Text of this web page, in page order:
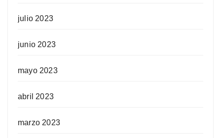
julio 2023
junio 2023
mayo 2023
abril 2023
marzo 2023